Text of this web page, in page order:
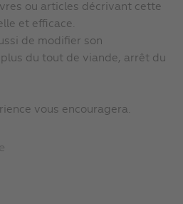
ou articles décrivant cette
et efficace.
de modifier son
du tout de viande, arrêt du
vous encouragera.